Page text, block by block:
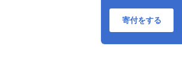
寄付をする